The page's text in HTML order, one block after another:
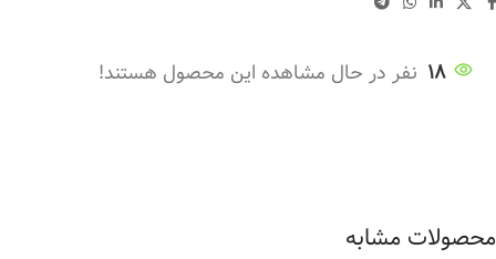
18 نفر در حال مشاهده این محصول هستند!
محصولات مشابه